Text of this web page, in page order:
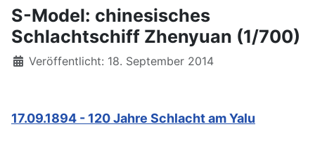
S-Model: chinesisches
Schlachtschiff Zhenyuan (1/700)
Details
Veröffentlicht: 18. September 2014
17.09.1894 - 120 Jahre Schlacht am Yalu